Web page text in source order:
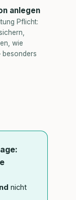
anlegen
Pflicht:
wie
besonders
nicht